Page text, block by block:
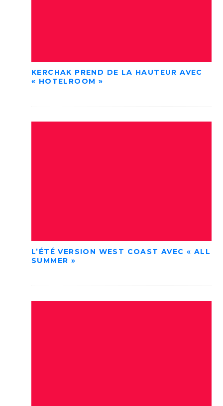
KERCHAK PREND DE LA HAUTEUR AVEC
« HOTELROOM »
L’ÉTÉ VERSION WEST COAST AVEC « ALL
SUMMER »